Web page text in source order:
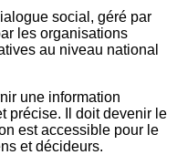
social, géré par
les organisations
au niveau national
une information
précise. Il doit devenir le
est accessible pour le
et décideurs.